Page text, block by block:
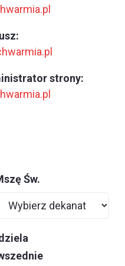
strony:
Św.